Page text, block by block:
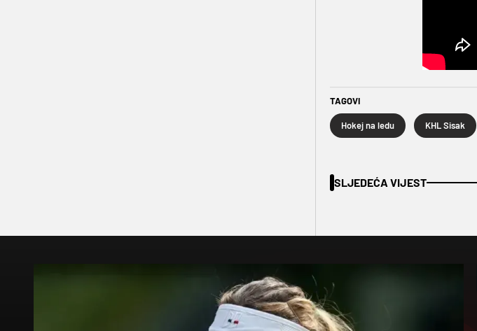
TAGOVI
Hokej na ledu KHL Sisak
SLJEDEĆA VIJEST